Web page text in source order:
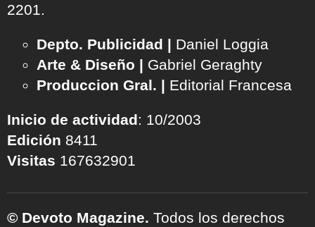
2201.
Depto. Publicidad | Daniel Loggia
Arte & Diseño | Gabriel Geraghty
Produccion Gral. | Editorial Francesa
Inicio de actividad: 10/2003
Edición 8411
Visitas 167632901
© Devoto Magazine. Todos los derechos